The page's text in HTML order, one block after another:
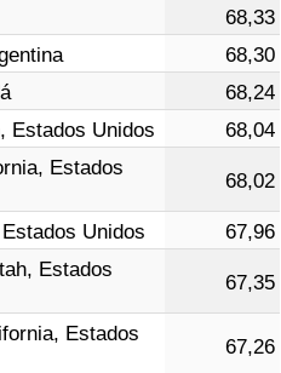
68,33
68,30
68,24
Estados Unidos 68,04
Estados
68,02
Unidos 67,96
Estados
67,35
Estados
67,26